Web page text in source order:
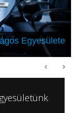
Egyesülete